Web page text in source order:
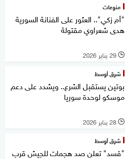
منوعات
"أم زكي".. العثور على الفنانة السورية
هدى شعراوي مقتولة
l 29 يناير 2026
شرق أوسط
بوتين يستقبل الشرع.. ويشدد على دعم
موسكو لوحدة سوريا
l 28 يناير 2026
شرق أوسط
"قسد" تعلن صد هجمات للجيش قرب